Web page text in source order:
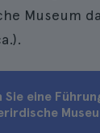
Museum
Sie eine